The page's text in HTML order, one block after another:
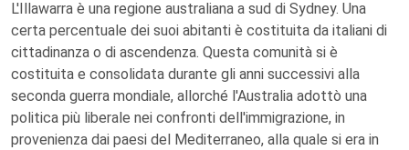
L'Illawarra è una regione australiana a sud di Sydney. Una
certa percentuale dei suoi abitanti è costituita da italiani di
cittadinanza o di ascendenza. Questa comunità si è
costituita e consolidata durante gli anni successivi alla
seconda guerra mondiale, allorché l'Australia adottò una
politica più liberale nei confronti dell'immigrazione, in
provenienza dai paesi del Mediterraneo, alla quale si era in